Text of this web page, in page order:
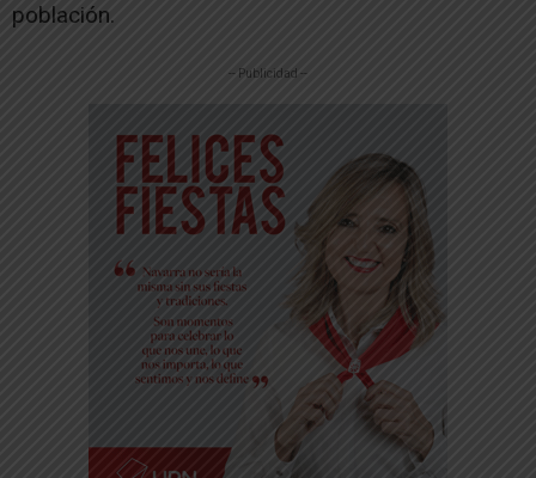
población.
-- Publicidad --